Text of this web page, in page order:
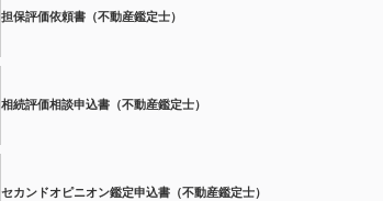
担保評価依頼書（不動産鑑定士）
相続評価相談申込書（不動産鑑定士）
セカンドオピニオン鑑定申込書（不動産鑑定士）